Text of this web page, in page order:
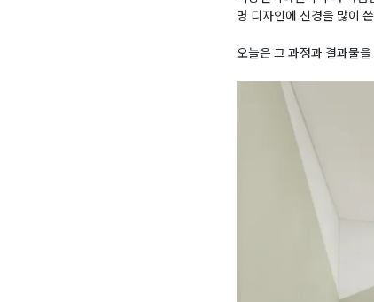
명 디자인에 신경을 많이
오늘은 그 과정과 결과물